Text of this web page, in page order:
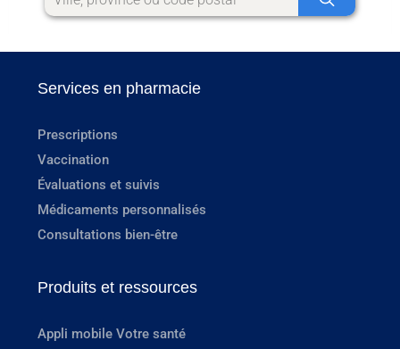
Services en pharmacie
Prescriptions
Vaccination
Évaluations et suivis
Médicaments personnalisés
Consultations bien-être
Produits et ressources
Appli mobile Votre santé